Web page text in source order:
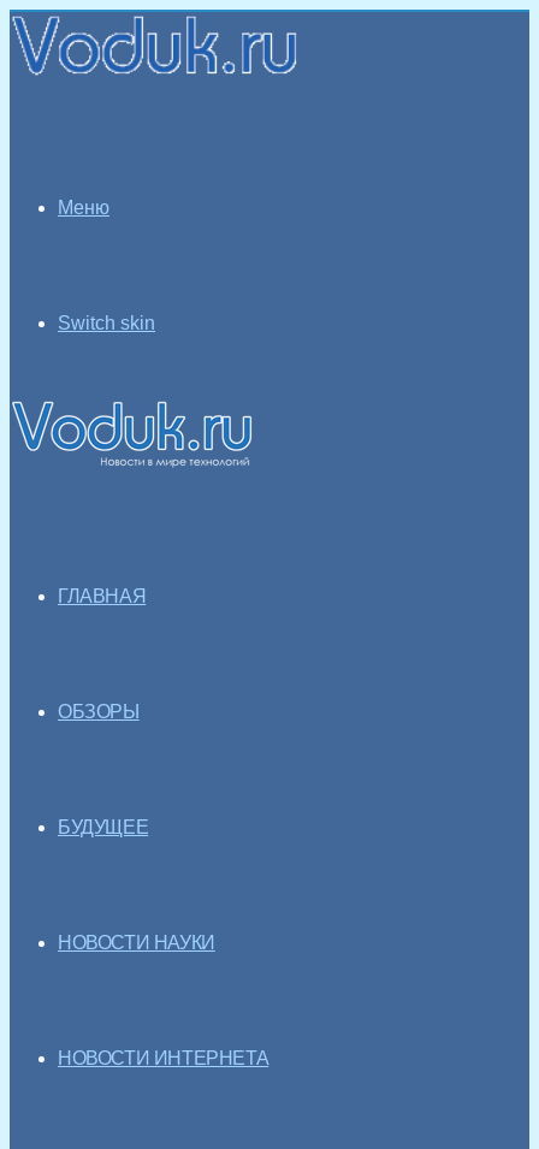
Меню
Switch skin
ГЛАВНАЯ
ОБЗОРЫ
БУДУЩЕЕ
НОВОСТИ НАУКИ
НОВОСТИ ИНТЕРНЕТА